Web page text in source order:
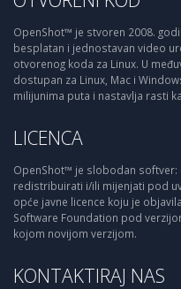
OpenShot™ je stvoren 2008.
besplatan i jednostavan video
otvorenog koda za Linux. U
dostupan za Linux, Mac i
milijunima puta i nastavlja rasti
LICENCA
OpenShot™ je slobodan softver:
redistribuirati i/ili mijenjati pod
opće javne licence koju je
Software Foundation pod
kojom novijom verzijom.
KONTAKTIRAJ NAS